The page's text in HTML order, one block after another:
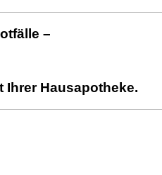
–
Ihrer Hausapotheke.